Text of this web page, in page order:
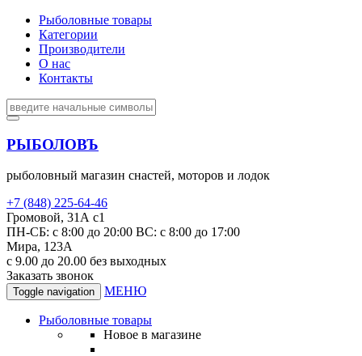
Рыболовные товары
Категории
Производители
О нас
Контакты
РЫБОЛОВЪ
рыболовный магазин снастей, моторов и лодок
+7 (848) 225-64-46
Громовой, 31А с1
ПН-СБ: с 8:00 до 20:00 ВС: с 8:00 до 17:00
Мира, 123А
с 9.00 до 20.00 без выходных
Заказать звонок
Toggle navigation МЕНЮ
Рыболовные товары
Новое в магазине